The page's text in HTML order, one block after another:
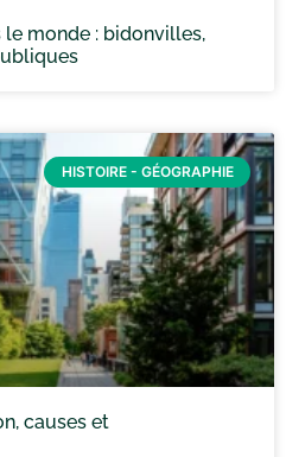
le monde : bidonvilles,
HISTOIRE - GÉOGRAPHIE
causes et